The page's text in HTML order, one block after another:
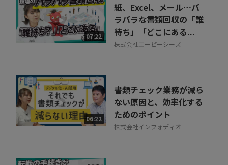
07:22
紙、Excel、メール…バ
ラバラな書類回収の「誰
待ち」「どこにある...
株式会社エーピーシーズ
06:22
書類チェック業務が減ら
ない原因と、効率化する
ためのポイント
株式会社インフォディオ